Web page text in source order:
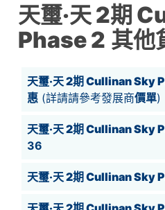
天璽‧天 2期
Phase 2 其他
天璽‧天 2期 Cullinan Sky
惠 (詳請請參考發展商價單)
天璽‧天 2期 Cullinan Sky
36
天璽‧天 2期 Cullinan Sky